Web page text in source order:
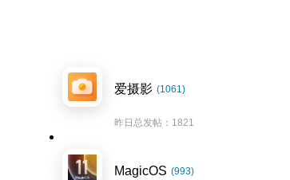
爱摄影 (1061)
昨日总发帖：1821
MagicOS (993)